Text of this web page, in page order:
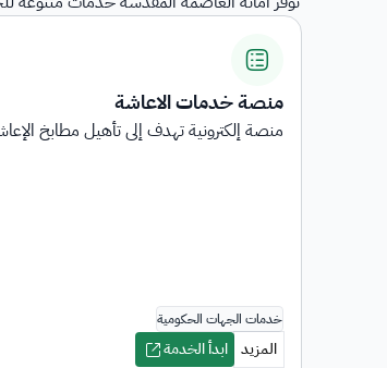
استبيانات رضا المستفيدين
استبيانات رضا المستفيدين